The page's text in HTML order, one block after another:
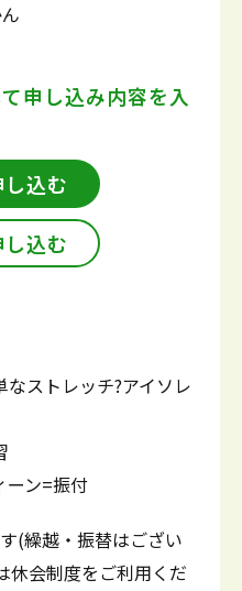
申し込み内容を入
込む
込む
ストレッチ?アイソレ
ン=振付
(繰越・振替はござい
休会制度をご利用くだ